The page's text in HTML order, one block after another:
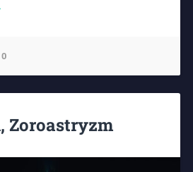
0
Zoroastryzm